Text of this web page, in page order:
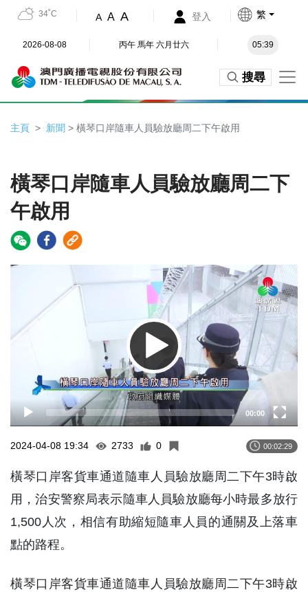
34˚C A A A 登入 繁
2026-08-08 丙午 馬年 六月廿六 05:39
搜尋
主頁 新聞 > 橫琴口岸隨車人員驗放廳周二下午啟用
橫琴口岸隨車人員驗放廳周二下
午啟用
00:00
2024-04-08 19:34 2733 0 00:02:29
橫琴口岸客貨車通道隨車人員驗放廳周二下午3時啟
用，治安警察局表示隨車人員驗放廳每小時最多放行
1,500人次，相信有助縮短隨車人員的通關及上落車
點的路程。
橫琴口岸客貨車通道隨車人員驗放廳周二下午3時啟